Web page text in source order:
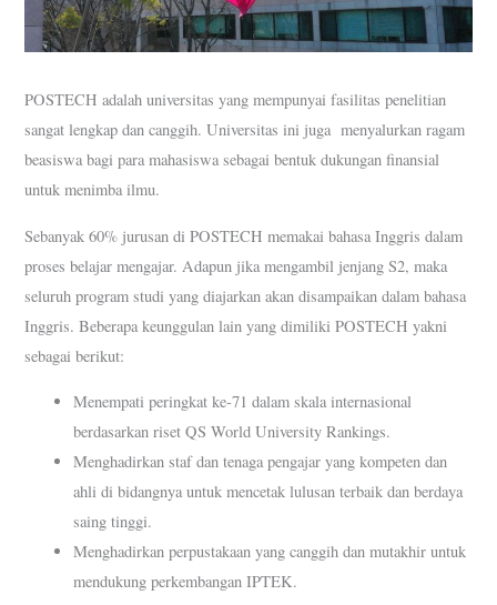
POSTECH adalah universitas yang mempunyai fasilitas penelitian
sangat lengkap dan canggih. Universitas ini juga menyalurkan ragam
beasiswa bagi para mahasiswa sebagai bentuk dukungan finansial
untuk menimba ilmu.
Sebanyak 60% jurusan di POSTECH memakai bahasa Inggris dalam
proses belajar mengajar. Adapun jika mengambil jenjang S2, maka
seluruh program studi yang diajarkan akan disampaikan dalam bahasa
Inggris. Beberapa keunggulan lain yang dimiliki POSTECH yakni
sebagai berikut:
Menempati peringkat ke-71 dalam skala internasional
berdasarkan riset QS World University Rankings.
Menghadirkan staf dan tenaga pengajar yang kompeten dan
ahli di bidangnya untuk mencetak lulusan terbaik dan berdaya
saing tinggi.
Menghadirkan perpustakaan yang canggih dan mutakhir untuk
mendukung perkembangan IPTEK.